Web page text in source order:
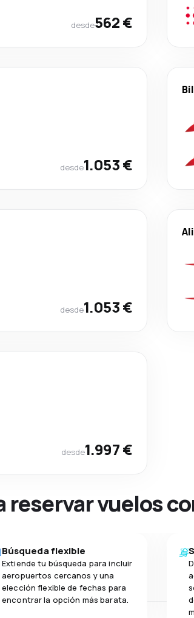
desde562 €
desde1.053 €
desde1.053 €
desde1.997 €
reservar vuelos
Búsqueda flexible
Extiende tu búsqueda para incluir
aeropuertos cercanos y una
elección flexible de fechas para
encontrar la opción más barata.